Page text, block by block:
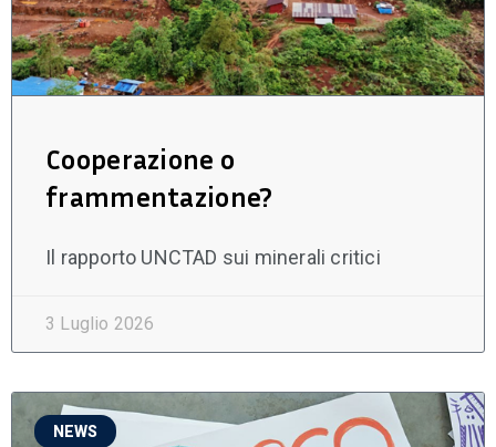
Cooperazione o
frammentazione?
Il rapporto UNCTAD sui minerali critici
3 Luglio 2026
NEWS